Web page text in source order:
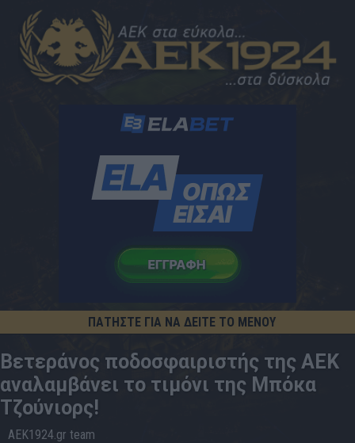
ΠΑΤΗΣΤΕ ΓΙΑ ΝΑ ΔΕΙΤΕ ΤΟ ΜΕΝΟΥ
Βετεράνος ποδοσφαιριστής της ΑΕΚ
αναλαμβάνει το τιμόνι της Μπόκα
Τζούνιορς!
AEK1924.gr team